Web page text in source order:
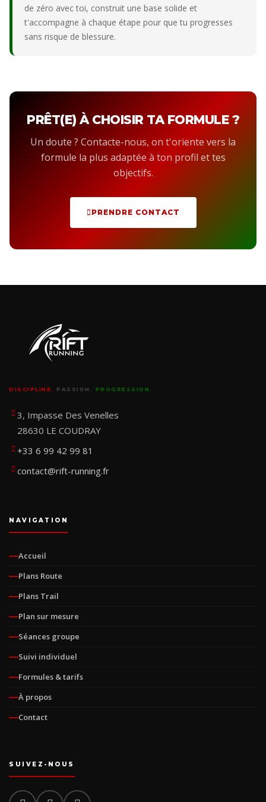
de zéro avec toi, construit une base solide et
t'accompagne à chaque étape pour que tu progresses
sans risque de blessure.
PRÊT(E) À CHOISIR TA FORMULE ?
Un doute ? Contacte-nous, on t'oriente vers la
formule la plus adaptée à ton profil et tes
objectifs.
PRENDRE CONTACT
DISCIPLINE. PASSION. PROGRESSION.
3, Impasse Des Venelles
28630 LE COUDRAY
+33 6 99 42 99 81
contact@rift-running.fr
NAVIGATION
Accueil
Plans Route
Plans Trail
Plan sur mesure
Séances groupe
Suivi individuel
Formules & tarifs
À propos
Contact
SUIVEZ-NOUS